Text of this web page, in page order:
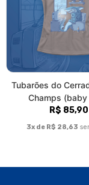
Sobre nós
Somos uma
desenvolver
Nosso lema é
de ilustradores
trabalhos autorias,
paixão é Futebol
outro esporte... seu
© Dados do